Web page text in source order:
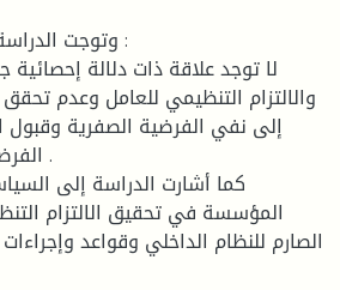
وتوجت
والالتزام التنظيمي للعامل وعدم
إلى نفي الفرضية الصفرية وقبول
كما أشارت الدراسة إلى
المؤسسة في تحقيق الالتزام
الصارم للنظام الداخلي وقواعد